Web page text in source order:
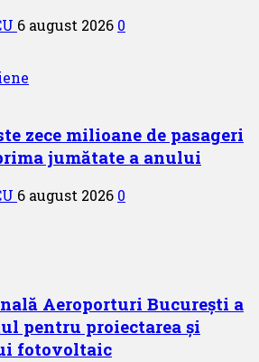
6 august 2026 0
zece milioane de pasageri
jumătate a anului
6 august 2026 0
Aeroporturi București a
pentru proiectarea și
fotovoltaic